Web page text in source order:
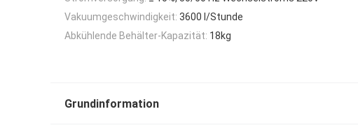
Vakuumgeschwindigkeit: 3600 l/Stunde
Abkühlende Behälter-Kapazität: 18kg
Grundinformation